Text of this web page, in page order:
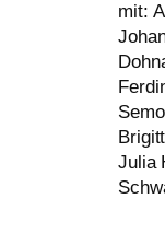
mit:
Julia